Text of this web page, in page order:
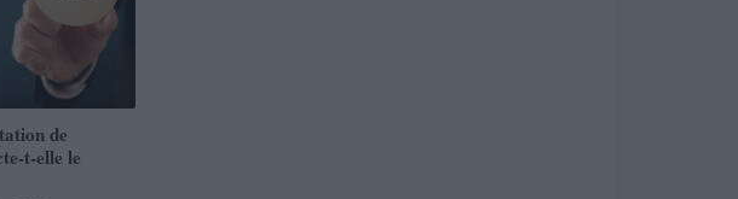
de
t-elle le